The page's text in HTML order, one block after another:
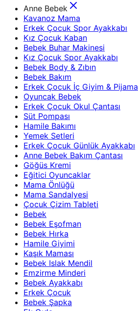
Anne Bebek
Kavanoz Mama
Erkek Çocuk Spor Ayakkabı
Kız Çocuk Kaban
Bebek Buhar Makinesi
Kız Çocuk Spor Ayakkabı
Bebek Body & Zıbın
Bebek Bakım
Erkek Çocuk İç Giyim & Pijama
Oyuncak Bebek
Erkek Çocuk Okul Çantası
Süt Pompası
Hamile Bakımı
Yemek Setleri
Erkek Çocuk Günlük Ayakkabı
Anne Bebek Bakım Çantası
Göğüs Kremi
Eğitici Oyuncaklar
Mama Önlüğü
Mama Sandalyesi
Çocuk Çizim Tableti
Bebek
Bebek Eşofman
Bebek Hırka
Hamile Giyimi
Kaşık Maması
Bebek Islak Mendil
Emzirme Minderi
Bebek Ayakkabı
Erkek Çocuk
Bebek Şapka